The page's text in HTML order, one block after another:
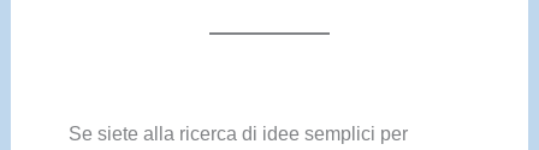
Se siete alla ricerca di idee semplici per